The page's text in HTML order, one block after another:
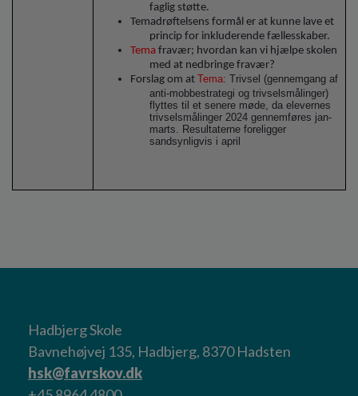
faglig støtte.
Temadrøftelsens formål er at kunne lave et
princip for inkluderende fællesskaber.
Tema fravær; hvordan kan vi hjælpe skolen
med at nedbringe fravær?
Forslag om at Tema: Trivsel (gennemgang af
anti-mobbestrategi og trivselsmålinger)
flyttes til et senere møde, da elevernes
trivselsmålinger 2024 gennemføres jan-
marts. Resultaterne foreligger
sandsynligvis i april
Hadbjerg Skole
Bavnehøjvej 135, Hadbjerg, 8370 Hadsten
hsk@favrskov.dk